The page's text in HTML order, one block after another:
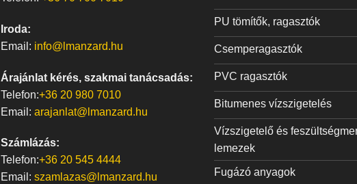
Iroda:
Email: info@lmanzard.hu
Árajánlat kérés, szakmai tanácsadás:
Telefon:+36 20 980 7010
Email: arajanlat@lmanzard.hu
Számlázás:
Telefon:+36 20 545 4444
Email: szamlazas@lmanzard.hu
PU tömítők, ragasztók
Csemperagasztók
PVC ragasztók
Bitumenes vízszigetelés
Vízszigetelő és
lemezek
Fugázó anyagok